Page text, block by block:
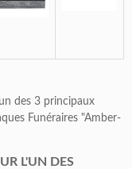
des 3 principaux
Funéraires "Amber-
L'UN DES